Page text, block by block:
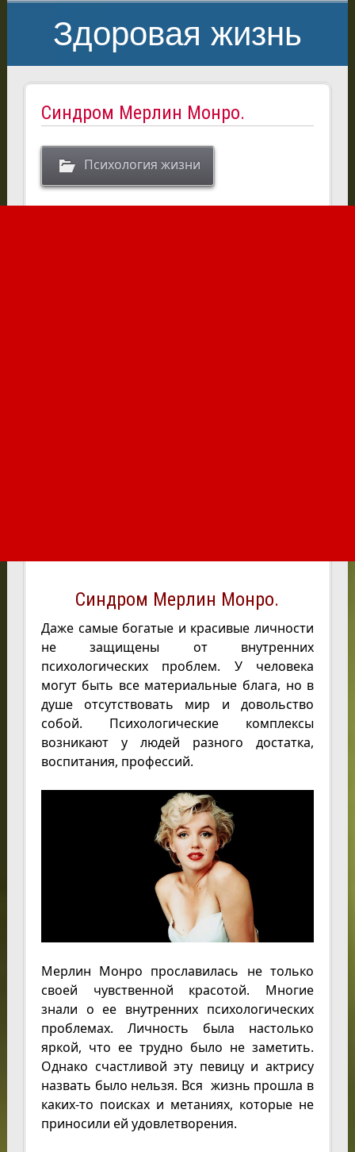
Здоровая жизнь
Синдром Мерлин Монро.
Психология жизни
Синдром Мерлин Монро.
Даже самые богатые и красивые личности
не защищены от внутренних
психологических проблем. У человека
могут быть все материальные блага, но в
душе отсутствовать мир и довольство
собой. Психологические комплексы
возникают у людей разного достатка,
воспитания, профессий.
Мерлин Монро прославилась не только
своей чувственной красотой. Многие
знали о ее внутренних психологических
проблемах. Личность была настолько
яркой, что ее трудно было не заметить.
Однако счастливой эту певицу и актрису
назвать было нельзя. Вся жизнь прошла в
каких-то поисках и метаниях, которые не
приносили ей удовлетворения.